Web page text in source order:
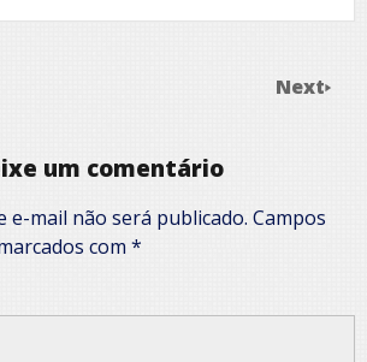
Next
um comentário
e-mail não será publicado. Campos
com *